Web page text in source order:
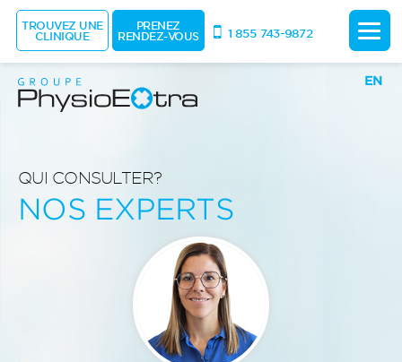
EN
QUI CONSULTER?
NOS EXPERTS
TROUVEZ UNE
CLINIQUE
PRENEZ
RENDEZ-VOUS 1 855 743-9872